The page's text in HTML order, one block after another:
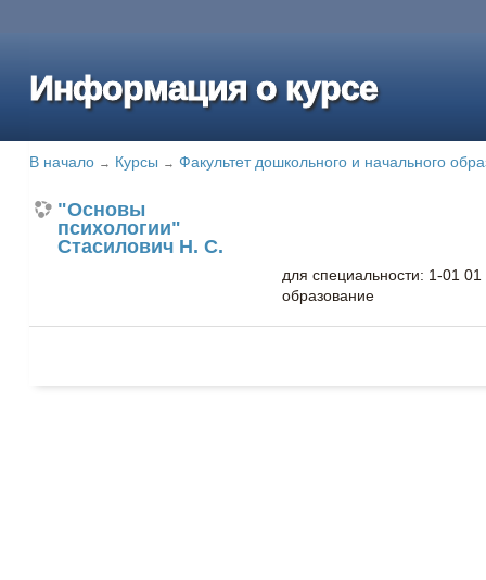
Информация о курсе
В начало → Курсы → Факультет дошкольного и начального
"Основы
психологии"
Стасилович Н. С.
для специальности: 1-01
образование